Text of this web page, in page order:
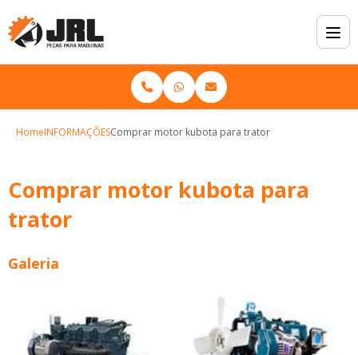
HomeINFORMAÇÕESComprar motor kubota para trator
Comprar motor kubota para
trator
Galeria